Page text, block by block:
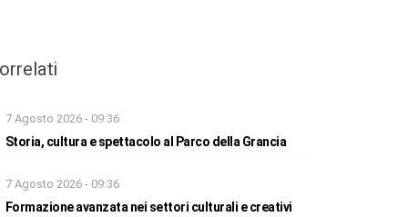
7 Agosto 2026 - 09:36
Storia, cultura e spettacolo al Parco della Grancia
7 Agosto 2026 - 09:36
Formazione avanzata nei settori culturali e creativi